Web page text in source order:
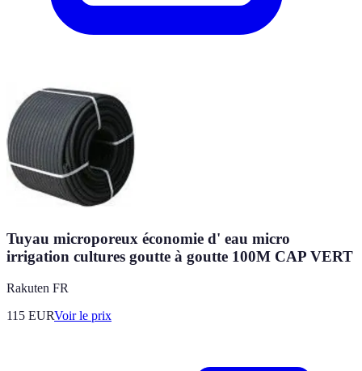
Tuyau microporeux économie d' eau micro
irrigation cultures goutte à goutte 100M CAP VERT
Rakuten FR
115 EURVoir le prix